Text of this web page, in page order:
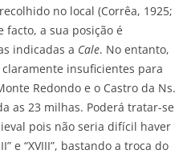
no local (Corrêa, 1925;
facto, a sua posição é
indicadas a Cale. No entanto,
insuficientes para
Redondo e o Castro da Ns.
as 23 milhas. Poderá tratar-se
pois não seria difícil haver
e “XVIII”, bastando a troca do